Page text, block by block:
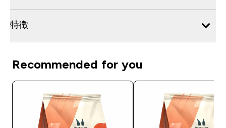
特徴
Recommended for you